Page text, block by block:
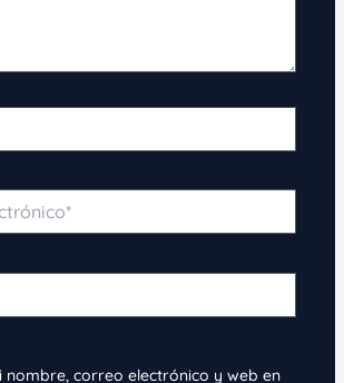
nombre, correo electrónico y web en